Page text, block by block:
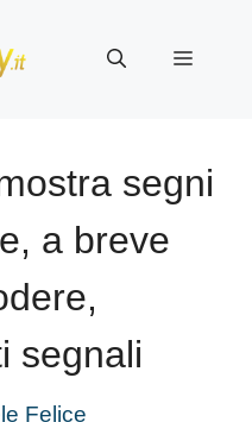
Menu
segni
a breve
segnali
Felice